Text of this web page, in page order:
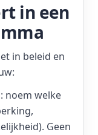
in een
in beleid en
noem welke
Geen